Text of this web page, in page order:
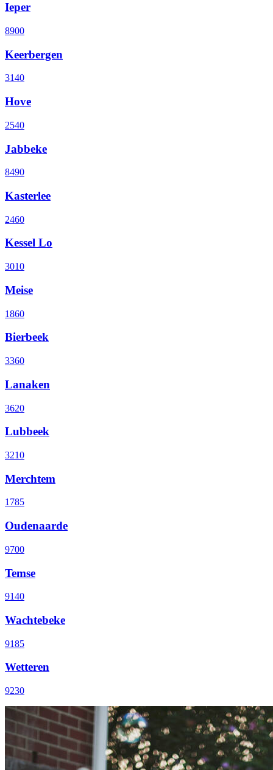
Ieper
8900
Keerbergen
3140
Hove
2540
Jabbeke
8490
Kasterlee
2460
Kessel Lo
3010
Meise
1860
Bierbeek
3360
Lanaken
3620
Lubbeek
3210
Merchtem
1785
Oudenaarde
9700
Temse
9140
Wachtebeke
9185
Wetteren
9230